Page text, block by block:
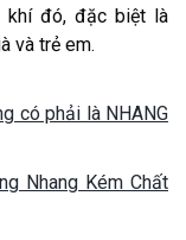
khí đó, đặc biệt là
và trẻ em.
có phải là NHANG
Nhang Kém Chất